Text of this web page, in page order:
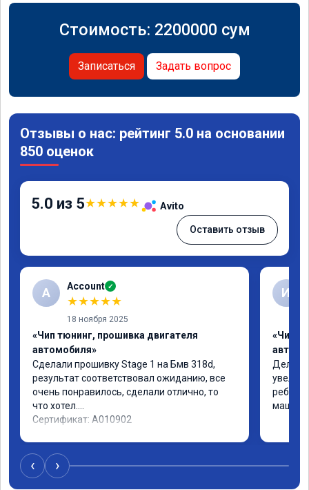
Стоимость: 2200000 сум
Записаться Задать вопрос
Отзывы о нас: рейтинг 5.0 на основании
850 оценок
5.0 из 5★★★★★ Avito
Оставить отзыв
A Account ✓
★★★★★
18 ноября 2025
«Чип тюнинг, прошивка двигателя
автомобиля»
Сделали прошивку Stage 1 на Бмв 318d,
результат соответствовал ожиданию, все
очень понравилось, сделали отлично, то
что хотел.
Сертификат: A010902
И
«Чип
Делали
ребята
машина
‹ ›